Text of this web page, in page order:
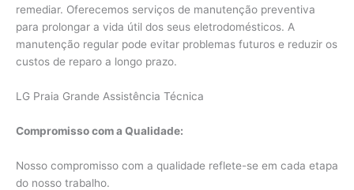
remediar. Oferecemos serviços de manutenção preventiva
para prolongar a vida útil dos seus eletrodomésticos. A
manutenção regular pode evitar problemas futuros e reduzir os
custos de reparo a longo prazo.
LG Praia Grande Assistência Técnica
Compromisso com a Qualidade:
Nosso compromisso com a qualidade reflete-se em cada etapa
do nosso trabalho.